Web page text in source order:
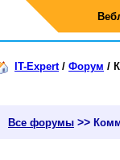
IT-Expert/ Форум /
Все форумы >>